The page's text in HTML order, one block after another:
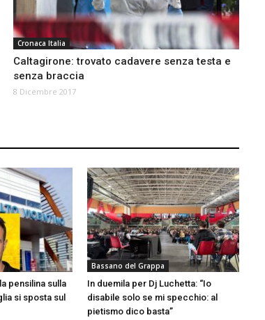
Cronaca Italia
Caltagirone: trovato cadavere senza testa e
senza braccia
8 Dicembre 2017
pensilina sulla
si sposta sul
Bassano del Grappa
In duemila per Dj Luchetta: “Io
disabile solo se mi specchio: al
pietismo dico basta”